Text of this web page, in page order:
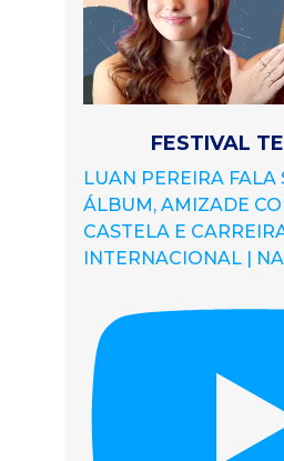
FESTIVAL
LUAN PEREIRA FALA
ÁLBUM, AMIZADE
CASTELA E
INTERNACIONAL |